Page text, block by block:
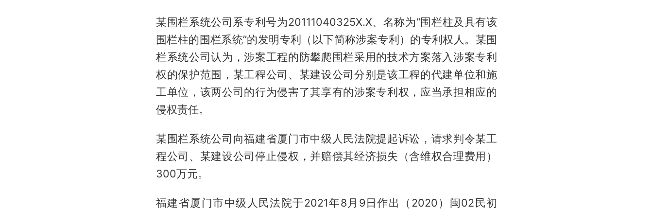
某围栏系统公司系专利号为20111040325X.X、名称为“围栏柱及具有该
围栏柱的围栏系统”的发明专利（以下简称涉案专利）的专利权人。某围
栏系统公司认为，涉案工程的防攀爬围栏采用的技术方案落入涉案专利
权的保护范围，某工程公司、某建设公司分别是该工程的代建单位和施
工单位，该两公司的行为侵害了其享有的涉案专利权，应当承担相应的
侵权责任。
某围栏系统公司向福建省厦门市中级人民法院提起诉讼，请求判令某工
程公司、某建设公司停止侵权，并赔偿其经济损失（含维权合理费用）
300万元。
福建省厦门市中级人民法院于2021年8月9日作出（2020）闽02民初